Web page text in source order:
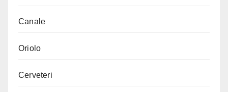
Canale
Oriolo
Cerveteri